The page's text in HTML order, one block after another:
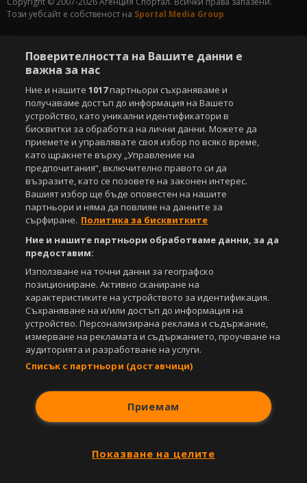
Този уебсайт е собственост на Sportal Media Group
Етични правила на НСС
Лични данни
Управление на предпочитания
Съдържанието на този уеб сайт и технологиите, използвани в него, са
под закрила на Закона за авторското право и сродните му права.
Всички статии, репортажи, интервюта и други текстови, графични и
видео материали, публикувани в сайта, са собственост на Агенция
Спортал, освен ако изрично е посочено друго. Допуска се
публикуване на текстови материали само след писмено съгласие на
Агенция Спортал, посочване на източника и добавяне на линк към
www.sportal.bg. Използването на графични и видео материали,
публикувани в сайта, е строго забранено. Нарушителите ще бъдат
санкционирани с цялата строгост на закона.
Свали приложение за:
Powered by:
Поверителността на Вашите данни е
важна за нас
Ние и нашите1017партньори съхраняваме и
получаваме достъп до информация на Вашето
устройство, като уникални идентификатори в
бисквитки за обработка на лични данни. Можете да
приемете и управлявате своя избор по всяко време,
като щракнете върху „Управление на
предпочитания“, включително правото си да
възразите, като се позовете на законен интерес.
Вашият избор ще бъде оповестен на нашите
партньори и няма да повлияе на данните за
сърфиране. Политика за бисквитките
Ние и нашите партньори обработваме данни, за да
предоставим:
Използване на точни данни за географско
позициониране. Активно сканиране на
характеристиките на устройството за идентификация.
Съхраняване на и/или достъп до информация на
устройство. Персонализирана реклама и съдържание,
измерване на рекламата и съдържанието, проучване на
аудиторията и разработване на услуги.
Списък с партньори (доставчици)
Приемам
Показване на целите